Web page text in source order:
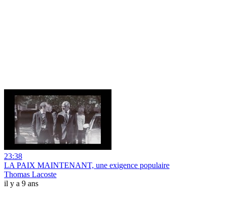
23:38
LA PAIX MAINTENANT, une exigence populaire
Thomas Lacoste
il y a 9 ans